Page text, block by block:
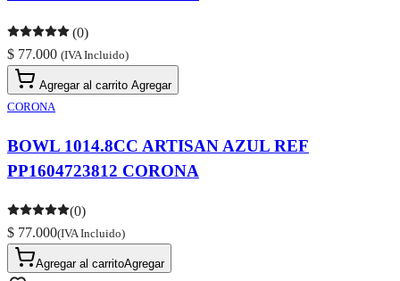
(0)
$ 77.000 (IVA Incluido)
Agregar al carrito Agregar
CORONA
BOWL 1014.8CC ARTISAN AZUL REF
PP1604723812 CORONA
(0)
$ 77.000(IVA Incluido)
Agregar al carritoAgregar